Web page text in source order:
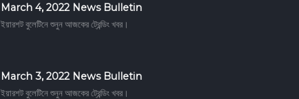
March 4, 2022 News Bulletin
ইয়ারশট বুলেটিনে শুনুন আজকের ট্রেন্ডিং খবর।
March 3, 2022 News Bulletin
ইয়ারশট বুলেটিনে শুনুন আজকের ট্রেন্ডিং খবর।